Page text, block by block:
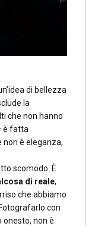
di bellezza
la
che non hanno
è fatta
non è eleganza,
scomodo. È
di reale,
che abbiamo
con
onesto, non è